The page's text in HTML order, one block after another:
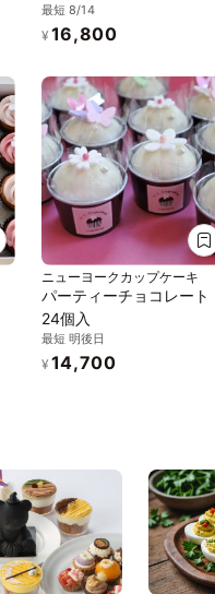
最短 8/14
¥ 16,800
ニューヨークカップケーキ
パーティーチョコレート
24個入
最短 明後日
¥ 14,700